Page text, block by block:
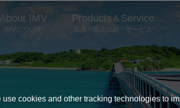
About IMV
IMVについて
Products＆ Service
製品・受託試験・サービス
use cookies and other tracking technologies to